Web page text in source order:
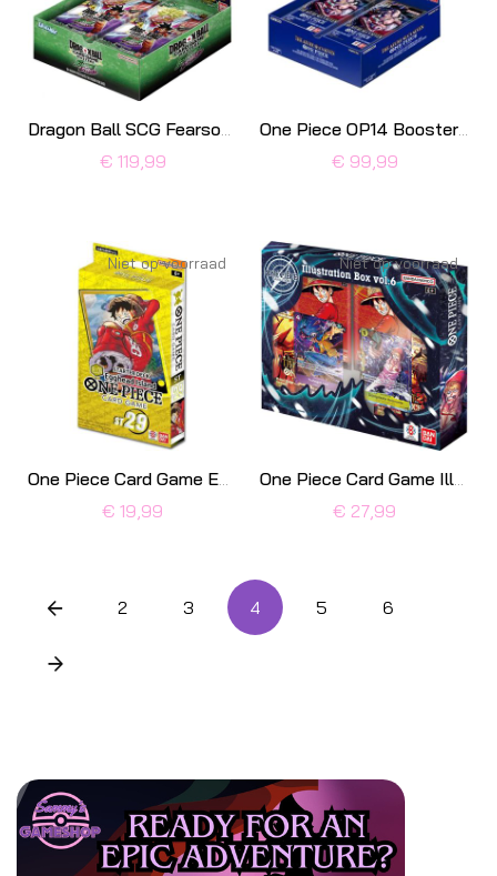
Dragon Ball SCG Fearsome Rivals B29 Booster Box
€ 119,99
One Piece OP14 Booster box The Azure Sea’s Seven
€ 99,99
One Piece Card Game EggHead ST-29 Starter Deck
€ 19,99
Niet op voorraad
One Piece Card Game Illustration Box IB-06
€ 27,99
Niet op voorraad
2 3 4 5 6